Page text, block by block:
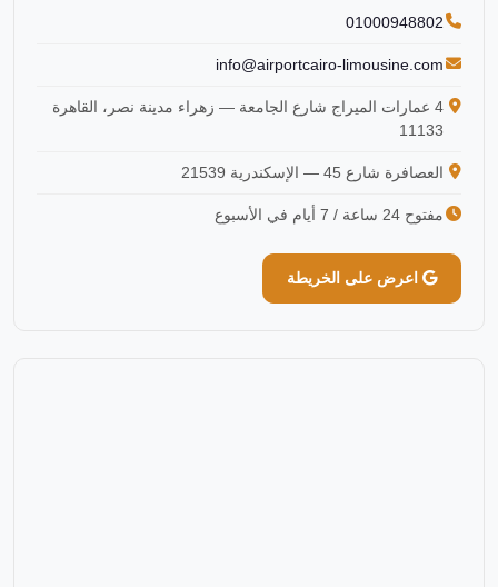
01000948802
info@airportcairo-limousine.com
4 عمارات الميراج شارع الجامعة — زهراء مدينة نصر، القاهرة
11133
العصافرة شارع 45 — الإسكندرية 21539
مفتوح 24 ساعة / 7 أيام في الأسبوع
اعرض على الخريطة